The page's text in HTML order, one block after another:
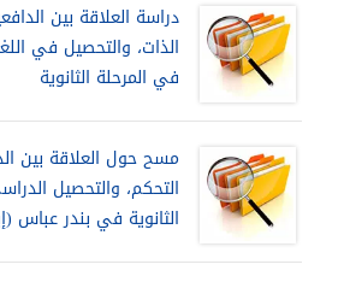
دراسة العلاقة بين
الذات، والتحصيل في
في المرحلة الثانوية
مسح حول العلاقة بين
التحكم، والتحصيل
الثانوية في بندر عباس